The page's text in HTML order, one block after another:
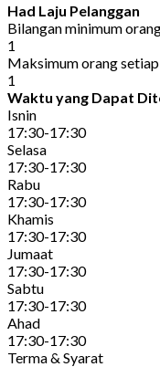
Had Laju Pelanggan
Bilangan minimum
1
Maksimum orang
1
Waktu yang Dapat
Isnin
17:30-17:30
Selasa
17:30-17:30
Rabu
17:30-17:30
Khamis
17:30-17:30
Jumaat
17:30-17:30
Sabtu
17:30-17:30
Ahad
17:30-17:30
Terma & Syarat